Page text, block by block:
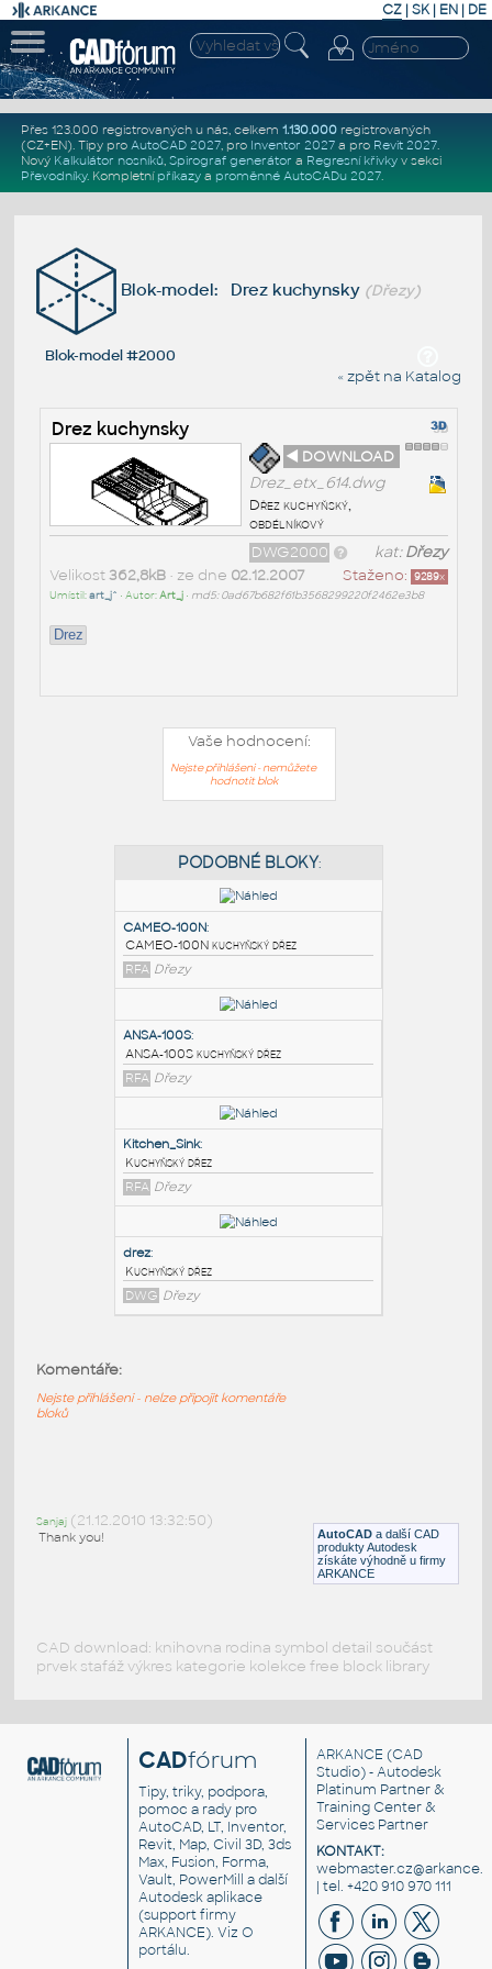
CZ | SK| EN | DE
Přes 123.000 registrovaných u nás, celkem 1.130.000registrovaných
(CZ+EN). Tipy pro AutoCAD 2027, pro Inventor 2027a pro Revit 2027.
Nový Kalkulátor nosníků, Spirograf generátor a Regresní křivkyv sekci
Převodníky. Kompletní příkazya proměnné AutoCADu 2027.
Blok-model: Drez kuchynsky (Dřezy)
Blok-model #2000
« zpět na Katalog
Drez kuchynsky
◄ DOWNLOAD
Drez_etx_614.dwg
Dřez kuchyňský,
obdélníkový
kat:Dřezy
DWG2000
Staženo: 9289x
Velikost362,8kB• ze dne 02.12.2007
Umístil:art_j^ • Autor:Art_j• md5: 0ad67b682f61b3568299220f2462e3b8
Drez
Vaše hodnocení:
Nejste přihlášeni - nemůžete
hodnotit blok
PODOBNÉ BLOKY:
CAMEO-100N
CAMEO-100N kuchyňský dřez
RFA
Dřezy
ANSA-100S:
ANSA-100S kuchyňský dřez
RFA Dřezy
RFA Dřezy
DWG Dřezy
AutoCAD a další CAD
produkty Autodesk
získáte výhodně u firmy
ARKANCE
Komentáře:
Nejste přihlášeni - nelze připojit komentáře
bloků
Sanjaj (21.12.2010 13:32:50)
Thank you!
CAD download: knihovna rodina symbol detail součást
prvek stafáž výkres kategorie kolekce free block library
CADfórum
Tipy, triky, podpora,
pomoc a rady pro
AutoCAD, LT, Inventor,
Revit, Map, Civil 3D, 3ds
Max, Fusion, Forma,
Vault, PowerMill a další
Autodesk aplikace
(support firmy
ARKANCE). VizO
portálu.
ARKANCE (CAD
Studio) - Autodesk
Platinum Partner &
Training Center &
Services Partner
KONTAKT:
| tel. +420 910 970 111